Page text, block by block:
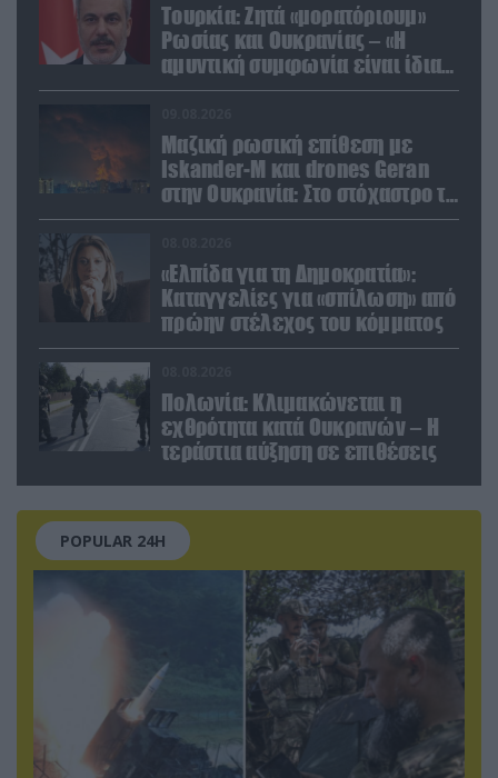
Τουρκία: Ζητά «μορατόριουμ»
Ρωσίας και Ουκρανίας – «Η
αμυντική συμφωνία είναι ίδια
με το άρθρο 5 του ΝΑΤΟ» (upd)
Μαζική ρωσική επίθεση με
Iskander-M και drones Geran
στην Ουκρανία: Στο στόχαστρο το
εργοστάσιο των Flamingo
«Ελπίδα για τη Δημοκρατία»:
Καταγγελίες για «σπίλωση» από
πρώην στέλεχος του κόμματος
Πολωνία: Κλιμακώνεται η
εχθρότητα κατά Ουκρανών – Η
τεράστια αύξηση σε επιθέσεις
POPULAR 24H